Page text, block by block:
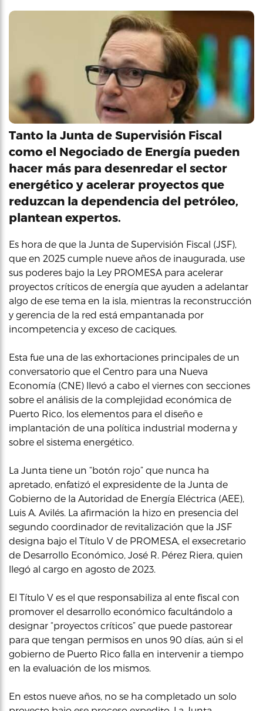
Tanto la Junta de Supervisión Fiscal
como el Negociado de Energía pueden
hacer más para desenredar el sector
energético y acelerar proyectos que
reduzcan la dependencia del petróleo,
plantean expertos.
Es hora de que la Junta de Supervisión Fiscal (JSF),
que en 2025 cumple nueve años de inaugurada, use
sus poderes bajo la Ley PROMESA para acelerar
proyectos críticos de energía que ayuden a adelantar
algo de ese tema en la isla, mientras la reconstrucción
y gerencia de la red está empantanada por
incompetencia y exceso de caciques.
Esta fue una de las exhortaciones principales de un
conversatorio que el Centro para una Nueva
Economía (CNE) llevó a cabo el viernes con secciones
sobre el análisis de la complejidad económica de
Puerto Rico, los elementos para el diseño e
implantación de una política industrial moderna y
sobre el sistema energético.
La Junta tiene un “botón rojo” que nunca ha
apretado, enfatizó el expresidente de la Junta de
Gobierno de la Autoridad de Energía Eléctrica (AEE),
Luis A. Avilés. La afirmación la hizo en presencia del
segundo coordinador de revitalización que la JSF
designa bajo el Título V de PROMESA, el exsecretario
de Desarrollo Económico, José R. Pérez Riera, quien
llegó al cargo en agosto de 2023.
El Título V es el que responsabiliza al ente fiscal con
promover el desarrollo económico facultándolo a
designar “proyectos críticos” que puede pastorear
para que tengan permisos en unos 90 días, aún si el
gobierno de Puerto Rico falla en intervenir a tiempo
en la evaluación de los mismos.
En estos nueve años, no se ha completado un solo